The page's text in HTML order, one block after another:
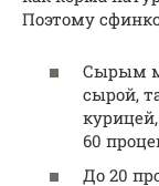
Поэтому
Сырым
сырой,
60
До 20